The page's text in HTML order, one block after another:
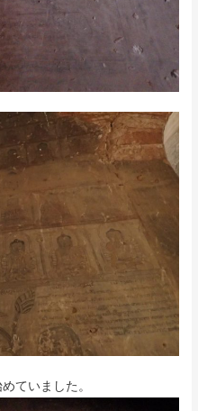
ていました。